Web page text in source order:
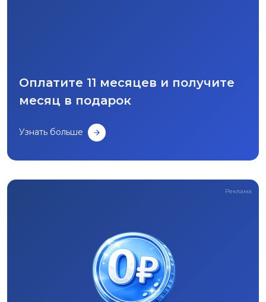
Оплатите 11 месяцев и получите
месяц в подарок
Узнать больше
Реклама